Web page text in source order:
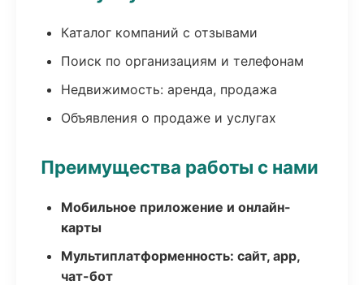
Каталог компаний с отзывами
Поиск по организациям и телефонам
Недвижимость: аренда, продажа
Объявления о продаже и услугах
Преимущества работы с нами
Мобильное приложение и онлайн-
карты
Мультиплатформенность: сайт, app,
чат-бот